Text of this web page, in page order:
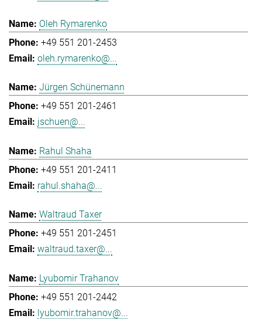
Oleh Rymarenko
+49 551 201-2453
oleh.rymarenko@...
Jürgen Schünemann
+49 551 201-2461
jschuen@...
Rahul Shaha
+49 551 201-2411
rahul.shaha@...
Waltraud Taxer
+49 551 201-2451
waltraud.taxer@...
Lyubomir Trahanov
+49 551 201-2442
lyubomir.trahanov@...